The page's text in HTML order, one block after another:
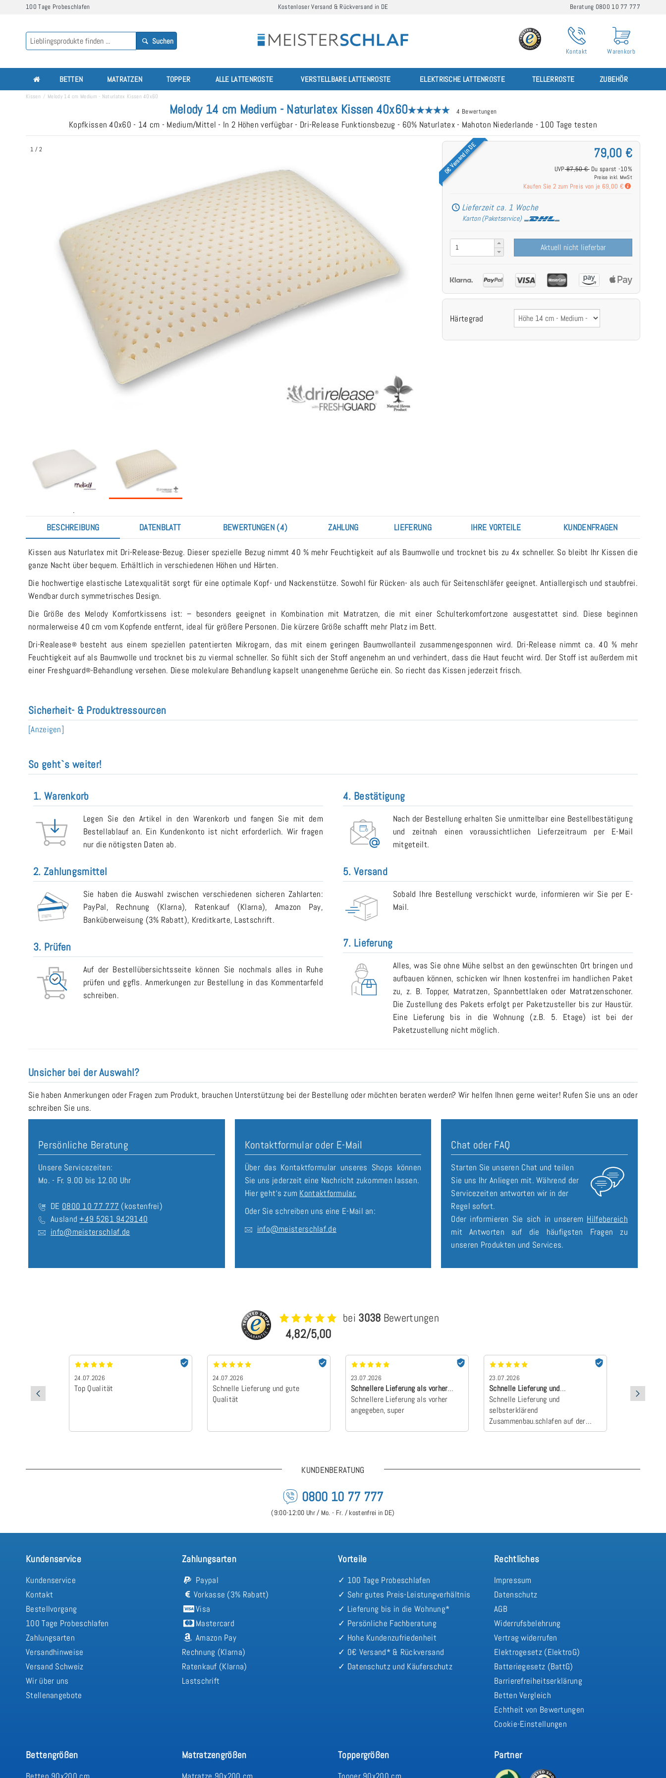
100 Tage Probeschlafen Kostenloser Versand & Rückversand in DE Beratung 0800 10 77 777
Suchen
Kontakt Warenkorb
BETTEN MATRATZEN TOPPER ALLE LATTENROSTE VERSTELLBARE LATTENROSTE ELEKTRISCHE LATTENROSTE TELLERROSTE ZUBEHÖR
Kissen Melody 14 cm Medium - Naturlatex Kissen 40x60
Melody 14 cm Medium - Naturlatex Kissen 40x60 4 Bewertungen
Kopfkissen 40x60 - 14 cm - Medium/Mittel - In 2 Höhen verfügbar - Dri-Release Funktionsbezug - 60% Naturlatex - Mahoton Niederlande - 100 Tage testen
1 /2 0€ Versand in DE 79,00 €
UVP87,50 €Du sparst -10%
Preise inkl. MwSt
Kaufen Sie 2 zum Preis von je 69,00 €
Lieferzeit ca. 1 Woche
Karton (Paketservice)
Aktuell nicht lieferbar
Härtegrad
.
BESCHREIBUNG
DATENBLATT BEWERTUNGEN (4) ZAHLUNG LIEFERUNG IHRE VORTEILE KUNDENFRAGEN
Kissen aus Naturlatex mit Dri-Release-Bezug. Dieser spezielle Bezug nimmt 40 % mehr Feuchtigkeit auf als Baumwolle und trocknet bis zu 4x schneller. So bleibt Ihr Kissen die
ganze Nacht über bequem. Erhältlich in verschiedenen Höhen und Härten.
Die hochwertige elastische Latexqualität sorgt für eine optimale Kopf- und Nackenstütze. Sowohl für Rücken- als auch für Seitenschläfer geeignet. Antiallergisch und staubfrei.
Wendbar durch symmetrisches Design.
Die Größe des Melody Komfortkissens ist: – besonders geeignet in Kombination mit Matratzen, die mit einer Schulterkomfortzone ausgestattet sind. Diese beginnen
normalerweise 40 cm vom Kopfende entfernt, ideal für größere Personen. Die kürzere Größe schafft mehr Platz im Bett.
Dri-Realease®besteht aus einem speziellen patentierten Mikrogarn, das mit einem geringen Baumwollanteil zusammengesponnen wird. Dri-Release nimmt ca. 40 % mehr
Feuchtigkeit auf als Baumwolle und trocknet bis zu viermal schneller. So fühlt sich der Stoff angenehm an und verhindert, dass die Haut feucht wird. Der Stoff ist außerdem mit
einer Freshguard®-Behandlung versehen. Diese molekulare Behandlung kapselt unangenehme Gerüche ein. So riecht das Kissen jederzeit frisch.
Sicherheit- & Produktressourcen
[Anzeigen]
So geht`s weiter!
1. Warenkorb
Legen Sie den Artikel in den Warenkorb und fangen Sie mit dem
Bestellablauf an. Ein Kundenkonto ist nicht erforderlich. Wir fragen
nur die nötigsten Daten ab.
2. Zahlungsmittel
Sie haben die Auswahl zwischen verschiedenen sicheren Zahlarten:
PayPal, Rechnung (Klarna), Ratenkauf (Klarna), Amazon Pay,
Banküberweisung (3% Rabatt), Kreditkarte, Lastschrift.
3. Prüfen
Auf der Bestellübersichtsseite können Sie nochmals alles in Ruhe
prüfen und ggfls. Anmerkungen zur Bestellung in das Kommentarfeld
schreiben.
4. Bestätigung
Nach der Bestellung erhalten Sie unmittelbar eine Bestellbestätigung
und zeitnah einen voraussichtlichen Lieferzeitraum per E-Mail
mitgeteilt.
5. Versand
Sobald Ihre Bestellung verschickt wurde, informieren wir Sie per E-
Mail.
7. Lieferung
Alles, was Sie ohne Mühe selbst an den gewünschten Ort bringen und
aufbauen können, schicken wir Ihnen kostenfrei im handlichen Paket
zu, z. B. Topper, Matratzen, Spannbettlaken oder Matratzenschoner.
Die Zustellung des Pakets erfolgt per Paketzusteller bis zur Haustür.
Eine Lieferung bis in die Wohnung (z.B. 5. Etage) ist bei der
Paketzustellung nicht möglich.
Unsicher bei der Auswahl?
Sie haben Anmerkungen oder Fragen zum Produkt, brauchen Unterstützung bei der Bestellung oder möchten beraten werden? Wir helfen Ihnen gerne weiter! Rufen Sie uns an oder
schreiben Sie uns.
Persönliche Beratung
Unsere Servicezeiten:
Mo. - Fr. 9.00 bis 12.00 Uhr
DE 0800 10 77 777 (kostenfrei)
Ausland+49 5261 9429140
info@meisterschlaf.de
Kontaktformular oder E-Mail
Über das Kontaktformular unseres Shops können
Sie uns jederzeit eine Nachricht zukommen lassen.
Hier geht‘s zum Kontaktformular.
Oder Sie schreiben uns eine E-Mail an:
info@meisterschlaf.de
Chat oder FAQ
Starten Sie unseren Chat und teilen
Sie uns Ihr Anliegen mit. Während der
Servicezeiten antworten wir in der
Regel sofort.
Oder informieren Sie sich in unserem Hilfebereich
mit Antworten auf die häufigsten Fragen zu
unseren Produkten und Services.
4,82/5,00
bei 3038 Bewertungen
24.07.2026
Top Qualität
24.07.2026
Schnelle Lieferung und gute
Qualität
23.07.2026
Schnellere Lieferung als vorher
angegebe…
Schnellere Lieferung als vorher
angegeben, super
23.07.2026
Schnelle Lieferung und
selbsterklärend Z…
Schnelle Lieferung und
selbsterklärend
Zusammenbau.schlafen auf der
neuen Matratze einfach himmlisch
absolut
Der
KUNDENBERATUNG
0800 10 77 777
(9:00-12:00 Uhr / Mo. - Fr. / kostenfrei in DE)
Kundenservice
Kundenservice
Kontakt
Bestellvorgang
100 Tage Probeschlafen
Zahlungsarten
Versandhinweise
Versand Schweiz
Wir über uns
Stellenangebote
Zahlungsarten
Paypal
Vorkasse (3% Rabatt)
Visa
Mastercard
Amazon Pay
Rechnung (Klarna)
Ratenkauf (Klarna)
Lastschrift
Vorteile
✓ 100 Tage Probeschlafen
✓ Sehr gutes Preis-Leistungverhältnis
✓ Lieferung bis in die Wohnung*
✓ Persönliche Fachberatung
✓ Hohe Kundenzufriedenheit
✓ 0€ Versand* & Rückversand
✓ Datenschutz und Käuferschutz
Rechtliches
Impressum
Datenschutz
AGB
Widerrufsbelehrung
Vertrag widerrufen
Elektrogesetz (ElektroG)
Batteriegesetz (BattG)
Barrierefreiheitserklärung
Betten Vergleich
Echtheit von Bewertungen
Cookie-Einstellungen
Bettengrößen Matratzengrößen Toppergrößen Partner